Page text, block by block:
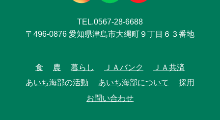
TEL.0567-28-6688
〒496-0876 愛知県津島市大縄町９丁目６３番地
食 農 暮らし ＪＡバンク
ＪＡ共済
あいち海部の活動
あいち海部について
採用
お問い合わせ